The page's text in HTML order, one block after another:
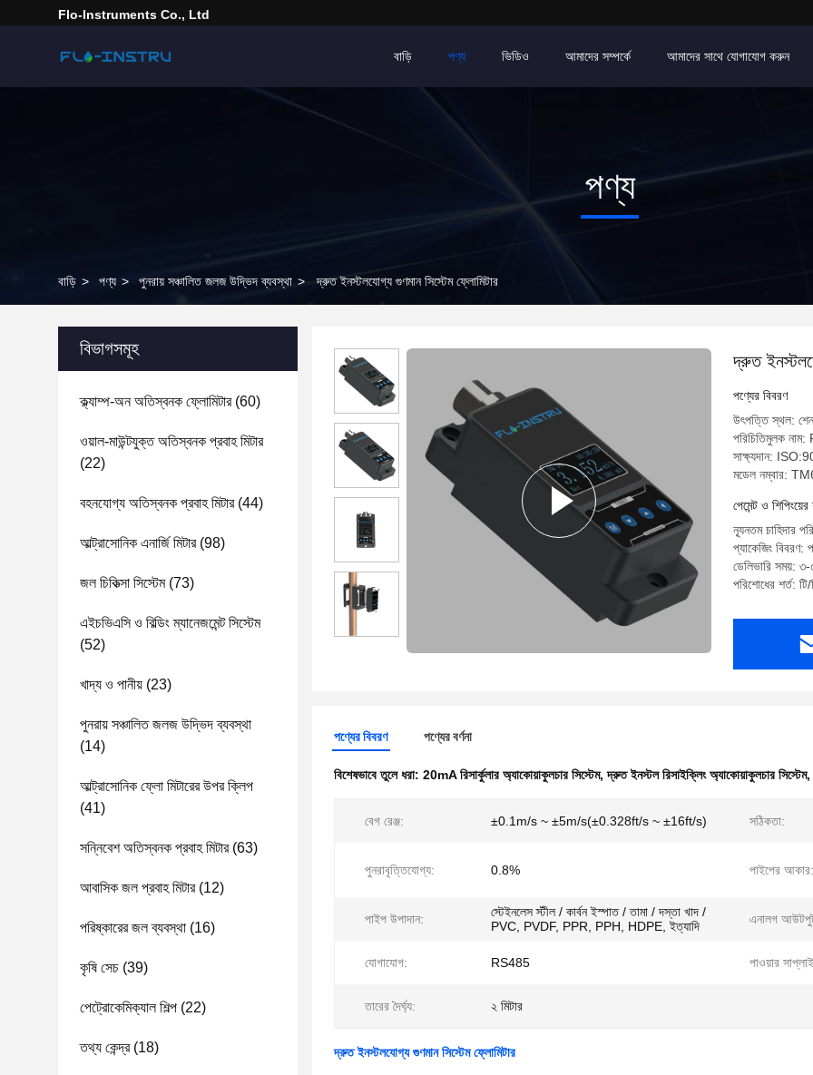
Flo-Instruments Co., Ltd
বাড়ি পণ্য ভিডিও আমাদের সম্পর্কে আমাদের সাথে যোগাযোগ করুন
পণ্য
বাড়ি > পণ্য > পুনরায় সঞ্চালিত জলজ উদ্ভিদ ব্যবস্থা > দ্রুত ইনস্টলযোগ্য গুণমান সিস্টেম ফ্লোমিটার
বিভাগসমূহ
ক্ল্যাম্প-অন অতিস্বনক ফ্লোমিটার(60)
ওয়াল-মাউন্টযুক্ত অতিস্বনক প্রবাহ মিটার
(22)
বহনযোগ্য অতিস্বনক প্রবাহ মিটার(44)
আল্ট্রাসোনিক এনার্জি মিটার(98)
জল চিকিত্সা সিস্টেম(73)
এইচভিএসি ও বিল্ডিং ম্যানেজমেন্ট সিস্টেম
(52)
খাদ্য ও পানীয় (23)
পুনরায় সঞ্চালিত জলজ উদ্ভিদ ব্যবস্থা
(14)
আল্ট্রাসোনিক ফ্লো মিটারের উপর ক্লিপ
(41)
সন্নিবেশ অতিস্বনক প্রবাহ মিটার(63)
আবাসিক জল প্রবাহ মিটার(12)
পরিষ্কারের জল ব্যবস্থা (16)
কৃষি সেচ (39)
পেট্রোকেমিক্যাল শিল্প (22)
তথ্য কেন্দ্র(18)
দ্রুত
পণ্যের বিবরণ
উৎপত্তি স্থল:
পরিচিতিমুলক
সাক্ষ্যদান:
মডেল নম্বার:
পেমেন্ট ও শিপিংয়ের
ন্যূনতম চাহিদার
প্যাকেজিং বিবরণ:
ডেলিভারি সময়: ৩-
পরিশোধের শর্ত: টি/
পণ্যের বিবরণ পণ্যের বর্ণনা
বিশেষভাবে তুলে ধরা: 20mA রিসার্কুলার অ্যাকোয়াকুলচার সিস্টেম,দ্রুত ইনস্টল রিসাইক্লিং অ্যাকোয়াকুলচার সিস্টেম,
বেগ রেঞ্জ: ±0.1m/s ~ ±5m/s(±0.328ft/s ~ ±16ft/s) সঠিকতা:
পুনরাবৃত্তিযোগ্য: 0.8% পাইপের আকার:
পাইপ উপাদান:
স্টেইনলেস স্টীল / কার্বন ইস্পাত / তামা / দস্তা খাদ /
PVC, PVDF, PPR, PPH, HDPE, ইত্যাদি
এনালগ
যোগাযোগ: RS485 পাওয়ার
তারের দৈর্ঘ্য: ২ মিটার
দ্রুত ইনস্টলযোগ্য গুণমান সিস্টেম ফ্লোমিটার